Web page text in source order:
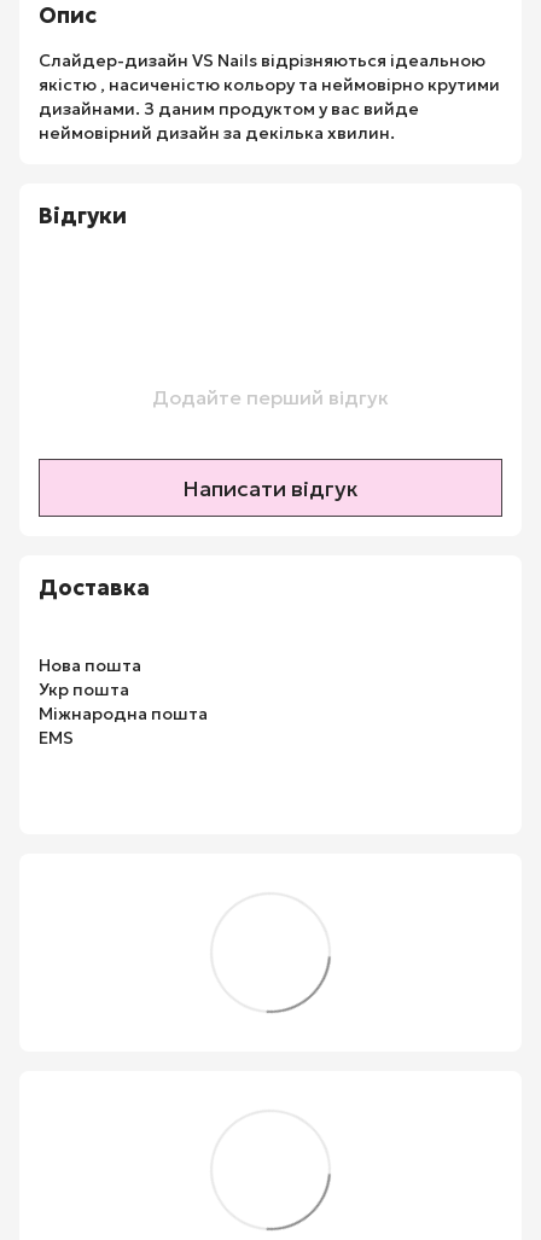
Опис
Слайдер-дизайн VS Nails відрізняються ідеальною
якістю , насиченістю кольору та неймовірно крутими
дизайнами. З даним продуктом у вас вийде
неймовірний дизайн за декілька хвилин.
Відгуки
Додайте перший відгук
Написати відгук
Доставка
Нова пошта
Укр пошта
Міжнародна пошта
EMS